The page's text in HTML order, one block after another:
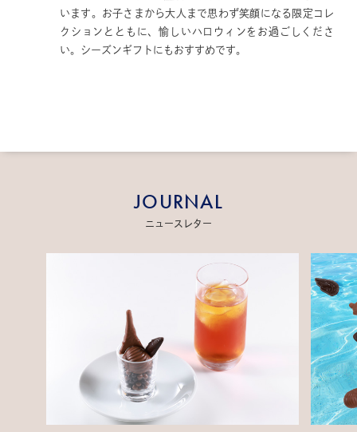
います。お子さまから大人まで思わず笑顔になる限定コレ
クションとともに、愉しいハロウィンをお過ごしくださ
い。シーズンギフトにもおすすめです。
JOURNAL
ニュースレター